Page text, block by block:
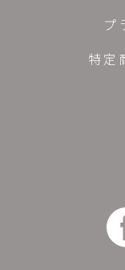
プ
特定